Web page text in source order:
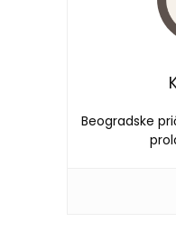
Beogradske